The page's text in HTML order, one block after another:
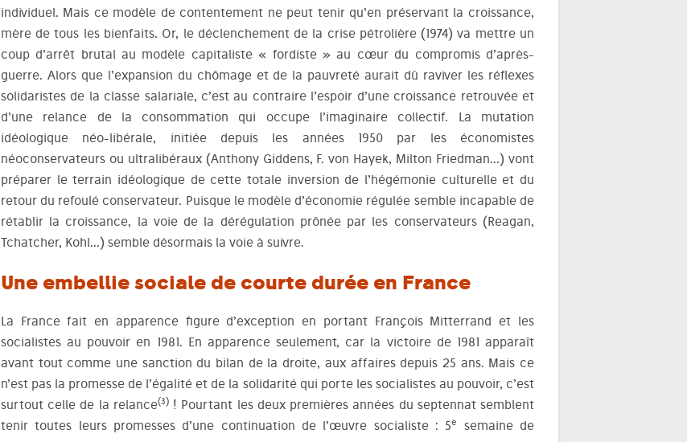
individuel. Mais ce modèle de contentement ne peut tenir qu’en préservant la croissance,
mère de tous les bienfaits. Or, le déclenchement de la crise pétrolière (1974) va mettre un
coup d’arrêt brutal au modèle capitaliste « fordiste » au cœur du compromis d’après-
guerre. Alors que l’expansion du chômage et de la pauvreté aurait dû raviver les réflexes
solidaristes de la classe salariale, c’est au contraire l’espoir d’une croissance retrouvée et
d’une relance de la consommation qui occupe l’imaginaire collectif. La mutation
idéologique néo-libérale, initiée depuis les années 1950 par les économistes
néoconservateurs ou ultralibéraux (Anthony Giddens, F. von Hayek, Milton Friedman…) vont
préparer le terrain idéologique de cette totale inversion de l’hégémonie culturelle et du
retour du refoulé conservateur. Puisque le modèle d’économie régulée semble incapable de
rétablir la croissance, la voie de la dérégulation prônée par les conservateurs (Reagan,
Tchatcher, Kohl…) semble désormais la voie à suivre.
Une embellie sociale de courte durée en France
La France fait en apparence figure d’exception en portant François Mitterrand et les
socialistes au pouvoir en 1981. En apparence seulement, car la victoire de 1981 apparaît
avant tout comme une sanction du bilan de la droite, aux affaires depuis 25 ans. Mais ce
n’est pas la promesse de l’égalité et de la solidarité qui porte les socialistes au pouvoir, c’est
surtout celle de la relance(3)! Pourtant les deux premières années du septennat semblent
tenir toutes leurs promesses d’une continuation de l’œuvre socialiste : 5e
semaine de